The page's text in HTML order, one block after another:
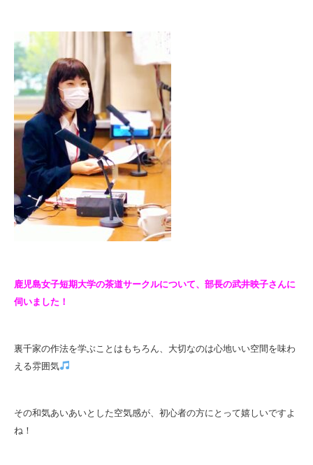
鹿児島女子短期大学の茶道サークルについて、部長の武井映子さんに
伺いました！
裏千家の作法を学ぶことはもちろん、大切なのは心地いい空間を味わ
える雰囲気
その和気あいあいとした空気感が、初心者の方にとって嬉しいですよ
ね！